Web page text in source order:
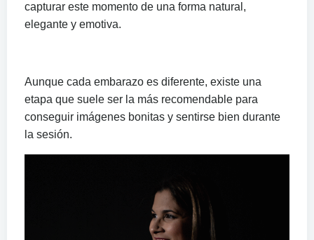
capturar este momento de una forma natural,
elegante y emotiva.
Aunque cada embarazo es diferente, existe una
etapa que suele ser la más recomendable para
conseguir imágenes bonitas y sentirse bien durante
la sesión.